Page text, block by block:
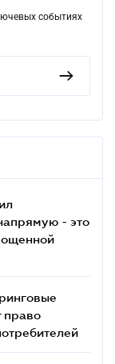
событиях
- это
право